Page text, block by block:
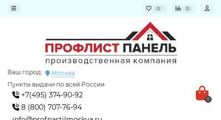
0 0
Ваш город:
Москва
Пункты выдачи по всей России
+7(495) 374-90-92
8 (800) 707-76-94
0